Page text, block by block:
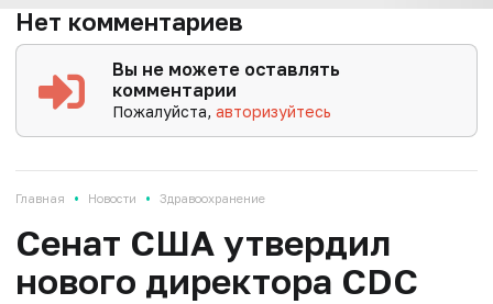
Нет комментариев
Вы не можете оставлять
комментарии
Пожалуйста,авторизуйтесь
Главная • Новости • Здравоохранение
Сенат США утвердил
нового директора CDC